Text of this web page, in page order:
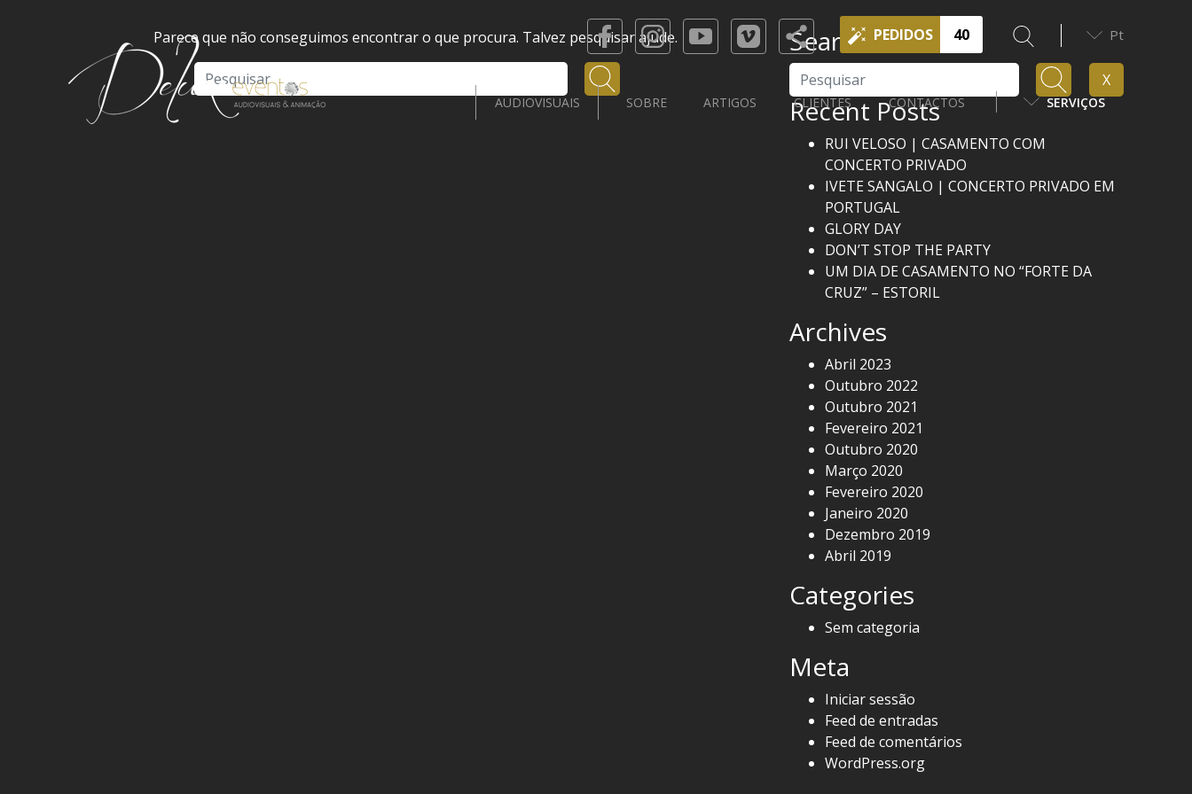
PEDIDOS 40 Pt
AUDIOVISUAIS SOBRE ARTIGOS CLIENTES CONTACTOS SERVIÇOS
Parece que não conseguimos encontrar o que procura. Talvez pesquisar ajude.
Search
Pesquisar X
Recent Posts
RUI VELOSO | CASAMENTO COM
CONCERTO PRIVADO
IVETE SANGALO | CONCERTO PRIVADO EM
PORTUGAL
GLORY DAY
DON’T STOP THE PARTY
UM DIA DE CASAMENTO NO “FORTE DA
CRUZ” – ESTORIL
Archives
Abril 2023
Outubro 2022
Outubro 2021
Fevereiro 2021
Outubro 2020
Março 2020
Fevereiro 2020
Janeiro 2020
Dezembro 2019
Abril 2019
Categories
Sem categoria
Meta
Iniciar sessão
Feed de entradas
Feed de comentários
WordPress.org